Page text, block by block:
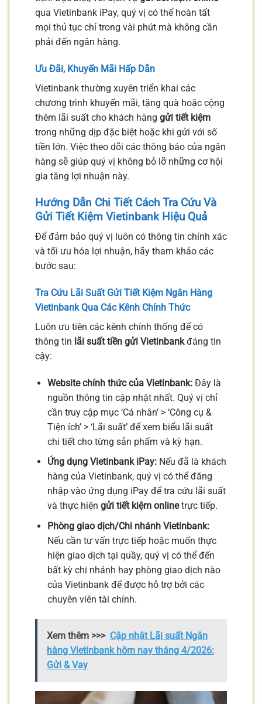
qua Vietinbank iPay, quý vị có thể hoàn tất
mọi thủ tục chỉ trong vài phút mà không cần
phải đến ngân hàng.
Ưu Đãi, Khuyến Mãi Hấp Dẫn
Vietinbank thường xuyên triển khai các
chương trình khuyến mãi, tặng quà hoặc cộng
thêm lãi suất cho khách hàng gửi tiết kiệm
trong những dịp đặc biệt hoặc khi gửi với số
tiền lớn. Việc theo dõi các thông báo của ngân
hàng sẽ giúp quý vị không bỏ lỡ những cơ hội
gia tăng lợi nhuận này.
Hướng Dẫn Chi Tiết Cách Tra Cứu Và
Gửi Tiết Kiệm VietinbankHiệu Quả
Để đảm bảo quý vị luôn có thông tin chính xác
và tối ưu hóa lợi nhuận, hãy tham khảo các
bước sau:
Tra Cứu Lãi Suất Gửi Tiết Kiệm Ngân Hàng
VietinbankQua Các Kênh Chính Thức
Luôn ưu tiên các kênh chính thống để có
thông tin lãi suất tiền gửi Vietinbankđáng tin
cậy:
Website chính thức của Vietinbank:Đây là
nguồn thông tin cập nhật nhất. Quý vị chỉ
cần truy cập mục ‘Cá nhân’ > ‘Công cụ &
Tiện ích’ > ‘Lãi suất’ để xem biểu lãi suất
chi tiết cho từng sản phẩm và kỳ hạn.
Ứng dụng Vietinbank iPay:Nếu đã là khách
hàng của Vietinbank, quý vị có thể đăng
nhập vào ứng dụng iPay để tra cứu lãi suất
và thực hiện gửi tiết kiệm onlinetrực tiếp.
Phòng giao dịch/Chi nhánh Vietinbank:
Nếu cần tư vấn trực tiếp hoặc muốn thực
hiện giao dịch tại quầy, quý vị có thể đến
bất kỳ chi nhánh hay phòng giao dịch nào
của Vietinbank để được hỗ trợ bởi các
chuyên viên tài chính.
Xem thêm >>> Cập nhật Lãi suất Ngân
hàng Vietinbank hôm nay tháng 4/2026:
Gửi & Vay